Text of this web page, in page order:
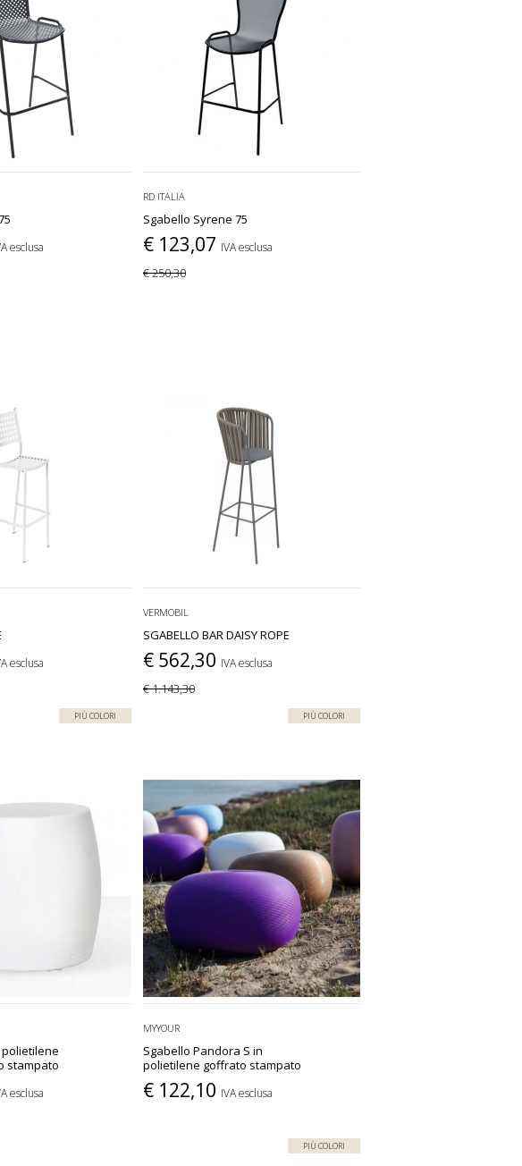
esclusa
RD ITALIA
Sgabello Syrene 75
€ 123,07 IVA esclusa
€ 250,30
esclusa
PIÙ COLORI
VERMOBIL
SGABELLO BAR DAISY ROPE
€ 562,30 IVA esclusa
€ 1.143,30
PIÙ COLORI
polietilene
stampato
esclusa
MYYOUR
Sgabello Pandora S in
polietilene goffrato stampato
€ 122,10 IVA esclusa
PIÙ COLORI